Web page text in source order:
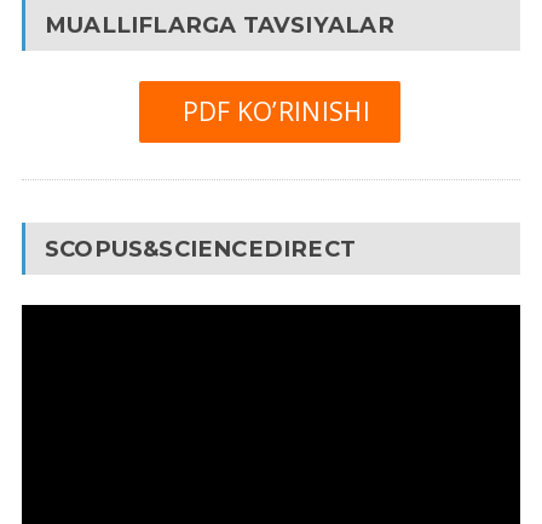
MUALLIFLARGA TAVSIYALAR
PDF KO’RINISHI
SCOPUS&SCIENCEDIRECT